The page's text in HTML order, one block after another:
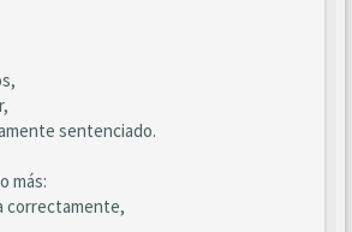
sentenciado.
más:
correctamente,